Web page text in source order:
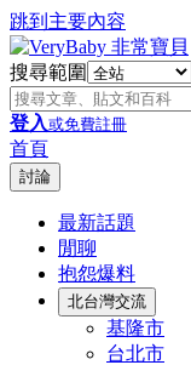
跳到主要內容
搜尋範圍
登入或免費註冊
首頁
討論
最新話題
閒聊
抱怨爆料
北台灣交流
基隆市
台北市